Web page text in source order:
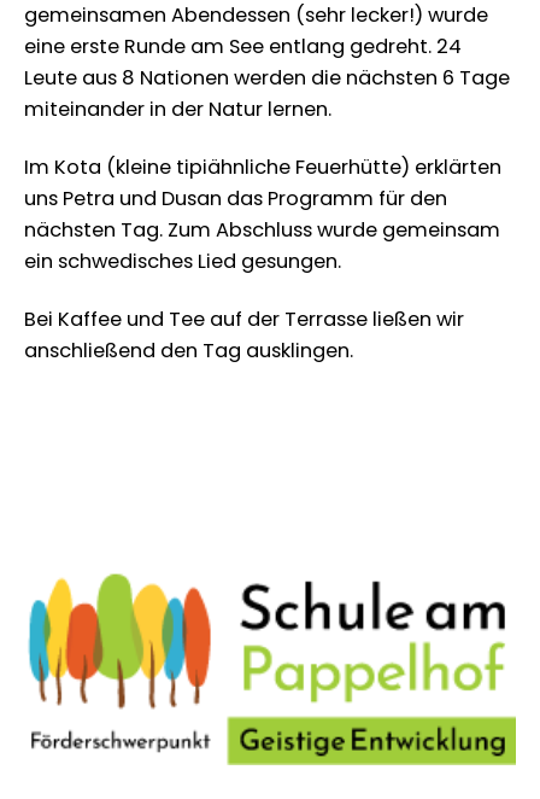
gemeinsamen Abendessen (sehr lecker!) wurde
eine erste Runde am See entlang gedreht. 24
Leute aus 8 Nationen werden die nächsten 6 Tage
miteinander in der Natur lernen.
Im Kota (kleine tipiähnliche Feuerhütte) erklärten
uns Petra und Dusan das Programm für den
nächsten Tag. Zum Abschluss wurde gemeinsam
ein schwedisches Lied gesungen.
Bei Kaffee und Tee auf der Terrasse ließen wir
anschließend den Tag ausklingen.